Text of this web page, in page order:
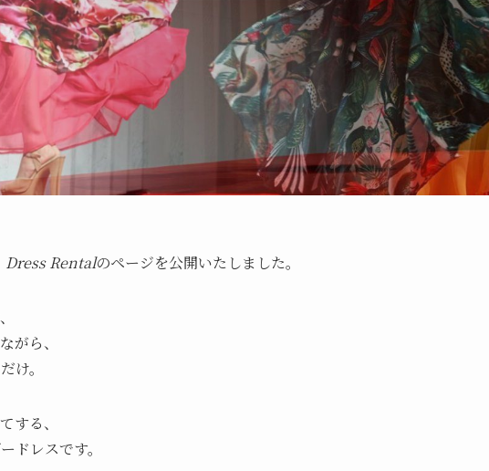
Dress Rentalのページを公開いたしました。
がら、
け。
する、
ドレスです。